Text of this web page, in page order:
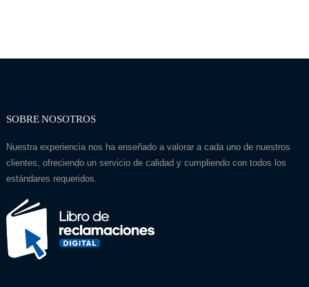
SOBRE NOSOTROS
Nuestra experiencia nos ha enseñado a valorar a cada uno de nuestros
clientes, ofreciendo un servicio de calidad y cumpliendo con todos los
estándares requeridos.